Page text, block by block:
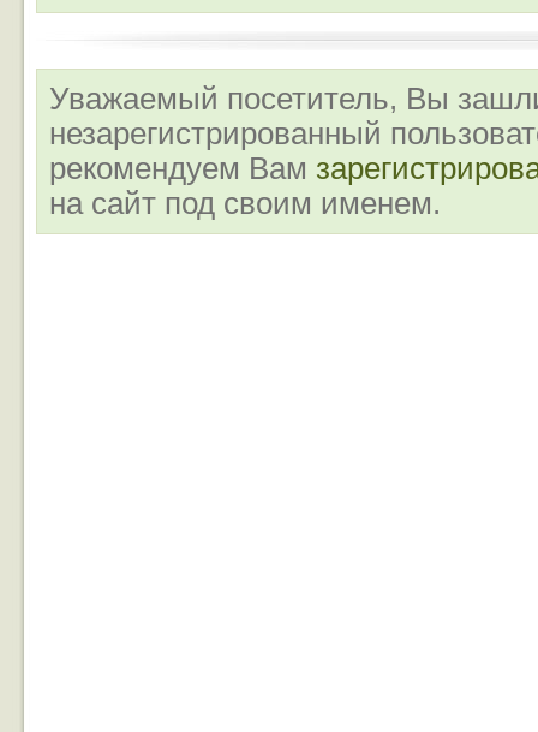
Уважаемый посетитель, Вы
незарегистрированный
рекомендуем Вам
на сайт под своим именем.